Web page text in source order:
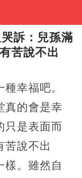
訴：兒孫滿
苦說不出
幸福吧。
真的會是幸
只是表面而
苦說不出
樣。雖然自